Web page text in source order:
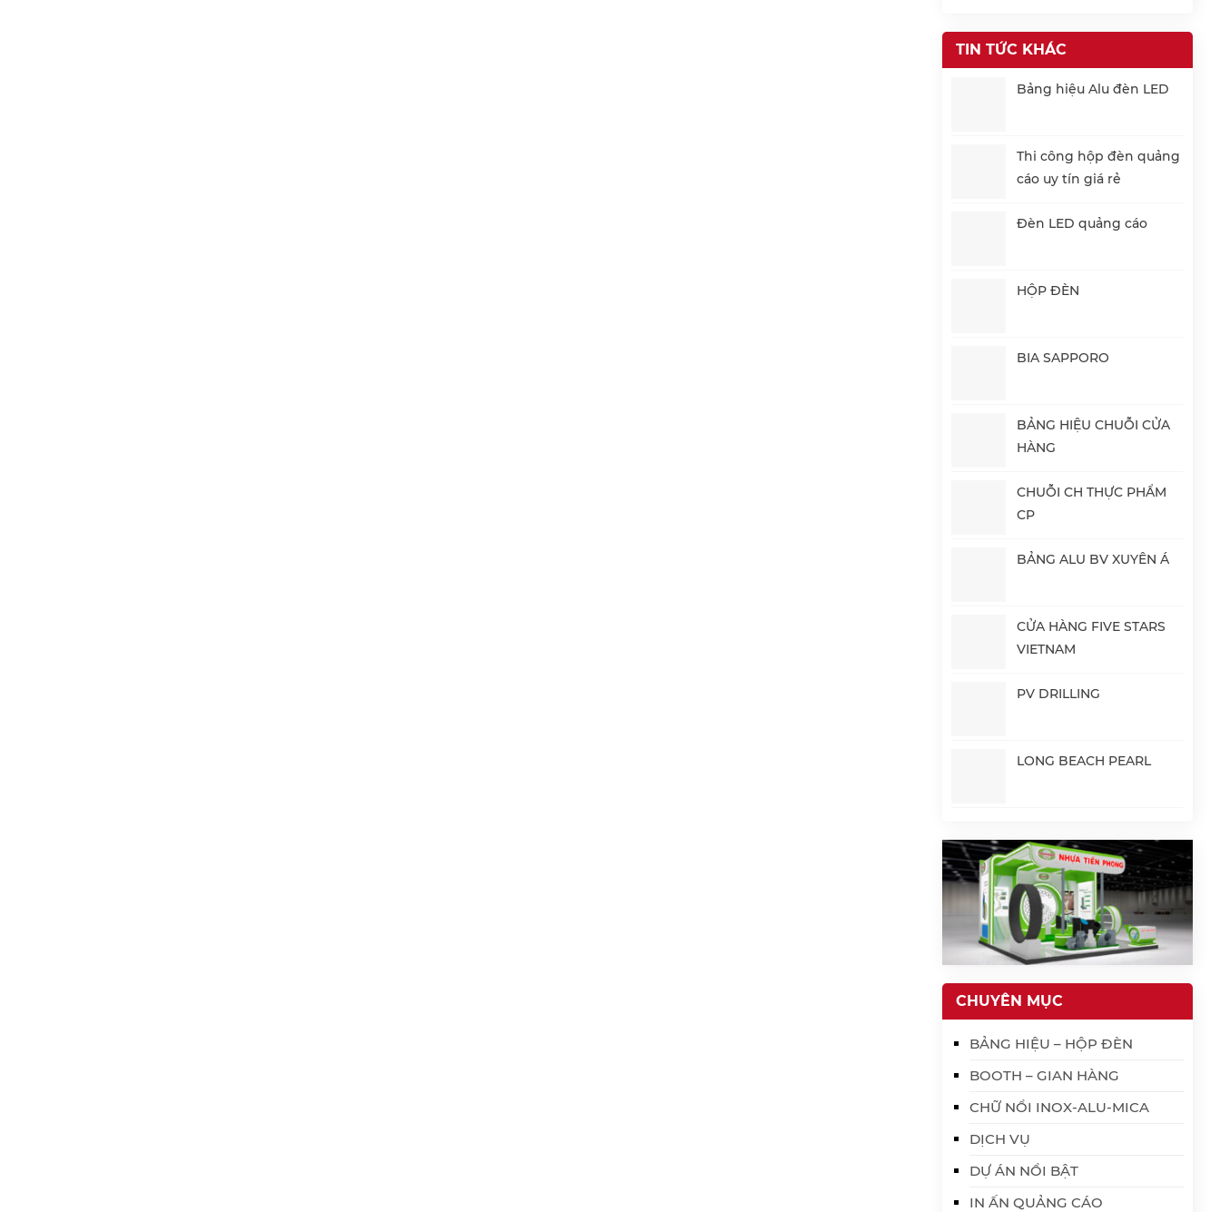
TIN TỨC KHÁC
Bảng hiệu Alu đèn LED
Thi công hộp đèn quảng
cáo uy tín giá rẻ
Đèn LED quảng cáo
HỘP ĐÈN
BIA SAPPORO
BẢNG HIỆU CHUỖI CỬA
HÀNG
CHUỖI CH THỰC PHẨM
CP
BẢNG ALU BV XUYÊN Á
CỬA HÀNG FIVE STARS
VIETNAM
PV DRILLING
LONG BEACH PEARL
CHUYÊN MỤC
BẢNG HIỆU – HỘP ĐÈN
BOOTH – GIAN HÀNG
CHỮ NỔI INOX-ALU-MICA
DỊCH VỤ
DỰ ÁN NỔI BẬT
IN ẤN QUẢNG CÁO